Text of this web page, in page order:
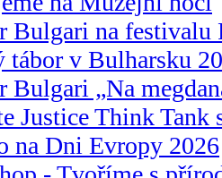
Bulgari na festivalu
tábor v Bulharsku
Bulgari „Na
Justice Think Tank
na Dni Evropy 2026